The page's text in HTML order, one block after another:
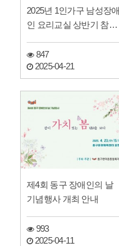
2025년 1인가구 남성장애
인 요리교실 상반기 참여
847
2025-04-21
제4회 동구 장애인의 날
기념행사 개최 안내
993
2025-04-11